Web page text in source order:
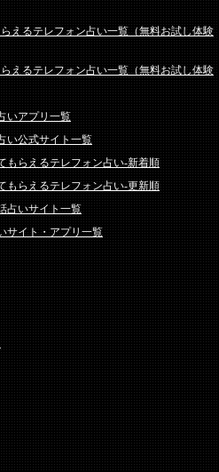
えるテレフォン占い一覧（無料お試し体験
えるテレフォン占い一覧（無料お試し体験
いアプリ一覧
い公式サイト一覧
もらえるテレフォン占い-新着順
もらえるテレフォン占い-更新順
占いサイト一覧
サイト・アプリ一覧